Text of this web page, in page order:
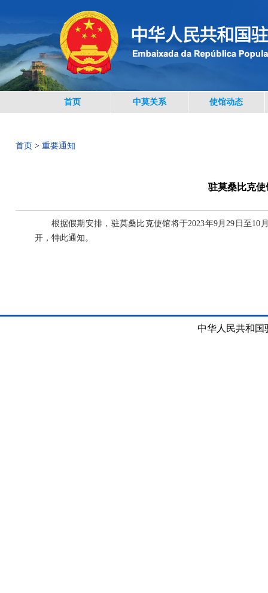
首页 中莫关系 使馆动态
首页 > 重要通知
驻莫桑比克使
根据假期安排，驻莫桑比克使馆将于2023年9月29日至
开，特此通知。
中华人民共和国